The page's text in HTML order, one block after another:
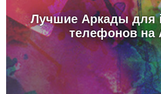
Лучшие Аркады для
телефонов на